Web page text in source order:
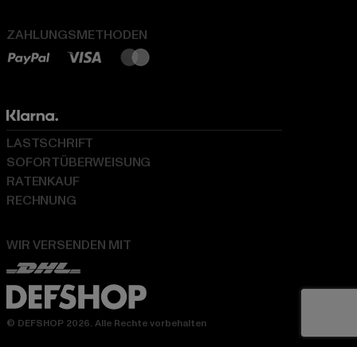
ZAHLUNGSMETHODEN
WIR VERSENDEN MIT
LASTSCHRIFT
SOFORTÜBERWEISUNG
RATENKAUF
RECHNUNG
© DEFSHOP 2026. Alle Rechte vorbehalten